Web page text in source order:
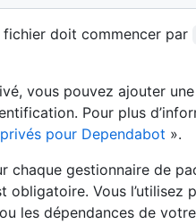
doit commencer par
vous pouvez ajouter une
Pour plus
pour Dependabot ».
chaque gestionnaire de
obligatoire. Vous l’utilisez
les dépendances de